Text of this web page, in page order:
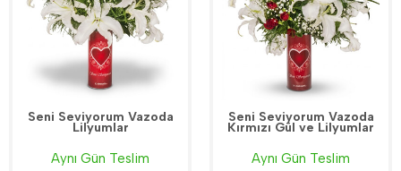
Seni Seviyorum Vazoda
Lilyumlar
Aynı Gün Teslim
Seni Seviyorum Vazoda
Kırmızı Gül ve Lilyumlar
Aynı Gün Teslim